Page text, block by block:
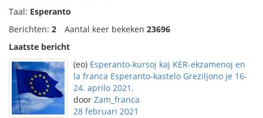
Taal: Esperanto
Berichten: 2 Aantal keer bekeken 23696
Laatste bericht
(eo) Esperanto-kursoj kaj KER-ekzamenoj en
la franca Esperanto-kastelo Greziljono je 16-
24. aprilo 2021.
door Zam_franca
28 februari 2021